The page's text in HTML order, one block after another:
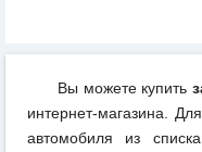
Вы можете купить
интернет-магазина.
автомобиля из